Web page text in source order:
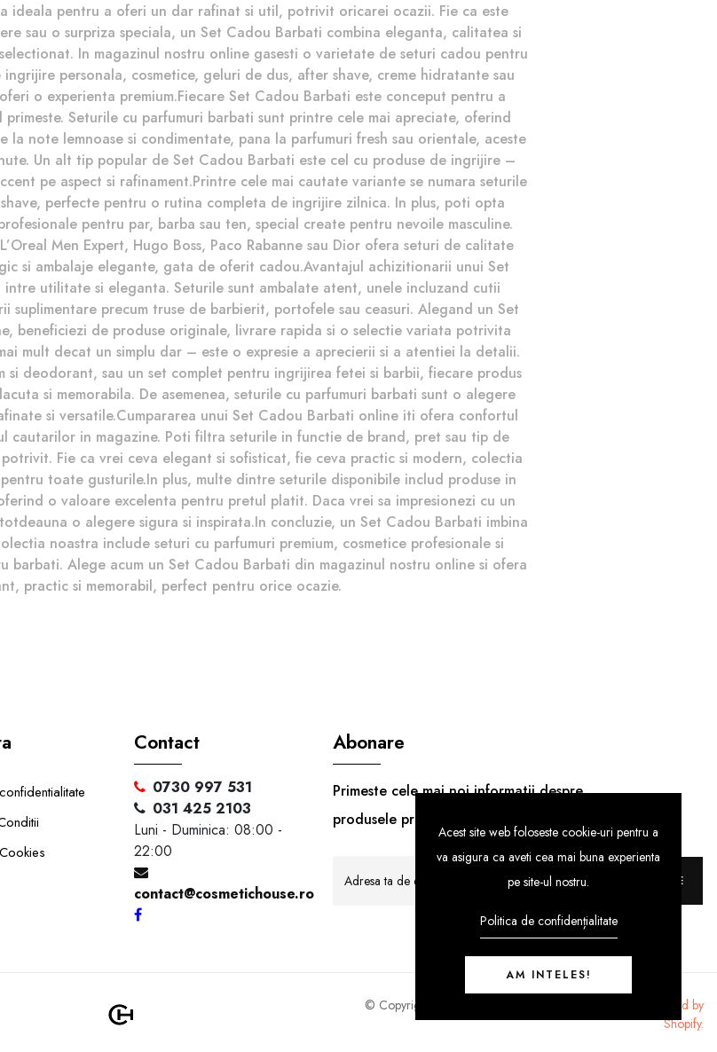
ideala pentru a oferi un dar rafinat si util, potrivit oricarei ocazii. Fie ca este
sau o surpriza speciala, un Set Cadou Barbati combina eleganta, calitatea si
In magazinul nostru online gasesti o varietate de seturi cadou pentru
personala, cosmetice, geluri de dus, after shave, creme hidratante sau
o experienta premium.Fiecare Set Cadou Barbati este conceput pentru a
Seturile cu parfumuri barbati sunt printre cele mai apreciate, oferind
la note lemnoase si condimentate, pana la parfumuri fresh sau orientale, aceste
Un alt tip popular de Set Cadou Barbati este cel cu produse de ingrijire –
pe aspect si rafinament.Printre cele mai cautate variante se numara seturile
perfecte pentru o rutina completa de ingrijire zilnica. In plus, poti opta
pentru par, barba sau ten, special create pentru nevoile masculine.
Men Expert, Hugo Boss, Paco Rabanne sau Dior ofera seturi de calitate
si ambalaje elegante, gata de oferit cadou.Avantajul achizitionarii unui Set
utilitate si eleganta. Seturile sunt ambalate atent, unele incluzand cutii
suplimentare precum truse de barbierit, portofele sau ceasuri. Alegand un Set
beneficiezi de produse originale, livrare rapida si o selectie variata potrivita
mult decat un simplu dar – este o expresie a aprecierii si a atentiei la detalii.
si deodorant, sau un set complet pentru ingrijirea fetei si barbii, fiecare produs
si memorabila. De asemenea, seturile cu parfumuri barbati sunt o alegere
si versatile.Cumpararea unui Set Cadou Barbati online iti ofera confortul
cautarilor in magazine. Poti filtra seturile in functie de brand, pret sau tip de
Fie ca vrei ceva elegant si sofisticat, fie ceva practic si modern, colectia
toate gusturile.In plus, multe dintre seturile disponibile includ produse in
o valoare excelenta pentru pretul platit. Daca vrei sa impresionezi cu un
o alegere sigura si inspirata.In concluzie, un Set Cadou Barbati imbina
noastra include seturi cu parfumuri premium, cosmetice profesionale si
barbati. Alege acum un Set Cadou Barbati din magazinul nostru online si ofera
practic si memorabil, perfect pentru orice ocazie.
Contact
0730 997 531
031 425 2103
Luni - Duminica: 08:00 -
22:00
contact@cosmetichouse.ro
Abonare
Primeste cele mai noi informatii despre
produsele premium!
ABONARE
© Copyright 2021 |
Powered by
Shopify.
Acest site web foloseste cookie-uri pentru a
va asigura ca aveti cea mai buna experienta
pe site-ul nostru.
Politica de confidențialitate
AM INTELES!